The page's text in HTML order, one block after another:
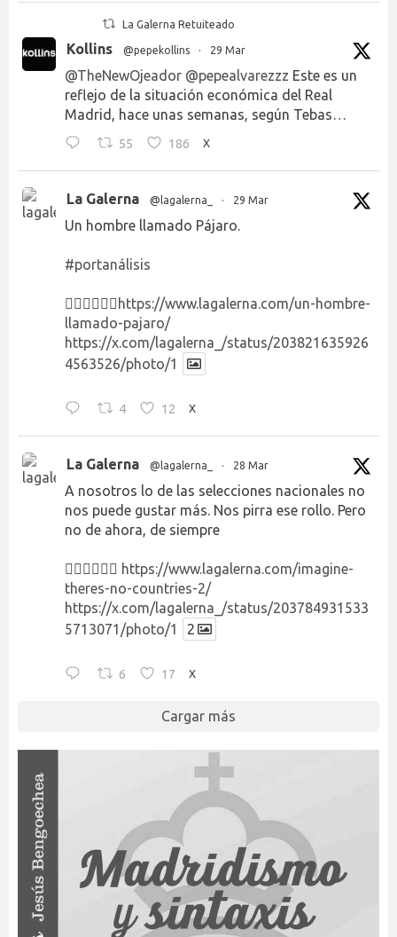
La Galerna Retuiteado
Kollins @pepekollins · 29 Mar
@TheNewOjeador @pepealvarezzz Este es un
reflejo de la situación económica del Real
Madrid, hace unas semanas, según Tebas…
55 186 X
La Galerna @lagalerna_ · 29 Mar
Un hombre llamado Pájaro.
#portanálisis
👉🏻👉🏻👉🏻 https://www.lagalerna.com/un-hombre-
llamado-pajaro/
https://x.com/lagalerna_/status/203821635926
4563526/photo/1
4 12 X
La Galerna @lagalerna_ · 28 Mar
A nosotros lo de las selecciones nacionales no
nos puede gustar más. Nos pirra ese rollo. Pero
no de ahora, de siempre
👉🏻👉🏻👉🏻 https://www.lagalerna.com/imagine-
theres-no-countries-2/
https://x.com/lagalerna_/status/203784931533
5713071/photo/1
2
6 17 X
Cargar más